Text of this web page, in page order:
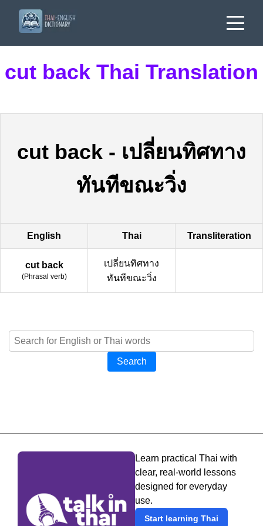
cut back Thai Translation
cut back - เปลี่ยนทิศทาง
ทันทีขณะวิ่ง
English Thai Transliteration
cut back
(Phrasal verb)
เปลี่ยนทิศทาง
ทันทีขณะวิ่ง
Search
Learn practical Thai with
clear, real-world lessons
designed for everyday
use.
Start learning Thai